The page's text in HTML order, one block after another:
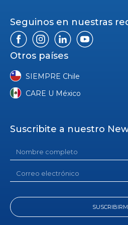
Seguinos en nuestras
Otros países
SIEMPRE Chile
CARE U México
Suscribite a nuestro